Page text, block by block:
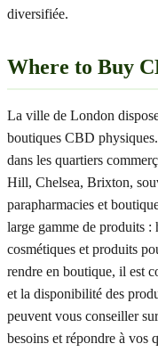
diversifiée.
Where to Buy
La ville de London
boutiques CBD
dans les quartiers
Hill, Chelsea, Brixton,
parapharmacies et
large gamme de produits
cosmétiques et produits
rendre en boutique, il est
et la disponibilité des
peuvent vous conseiller
besoins et répondre à vos